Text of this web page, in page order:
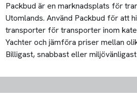
Packbud är en marknadsplats för
Utomlands. Använd Packbud för att
transporter för transporter inom
Yachter och jämföra priser mellan
Billigast, snabbast eller